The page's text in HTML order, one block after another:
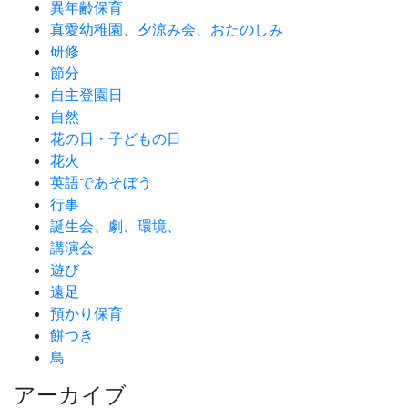
異年齢保育
真愛幼稚園、夕涼み会、おたのしみ
研修
節分
自主登園日
自然
花の日・子どもの日
花火
英語であそぼう
行事
誕生会、劇、環境、
講演会
遊び
遠足
預かり保育
餅つき
鳥
アーカイブ